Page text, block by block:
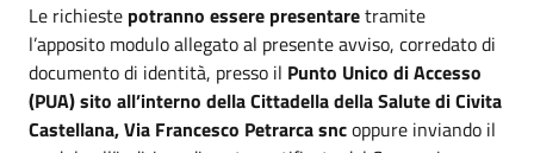
Le richieste potranno essere presentaretramite
l’apposito modulo allegato al presente avviso, corredato di
documento di identità, presso il Punto Unico di Accesso
(PUA) sito all’interno della Cittadella della Salute di Civita
Castellana, Via Francesco Petrarca sncoppure inviando il